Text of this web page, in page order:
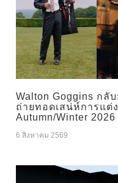
Walton Goggins กลั
ถ่ายทอดเสน่ห์การแ
Autumn/Winter 2026
6 สิงหาคม 2569